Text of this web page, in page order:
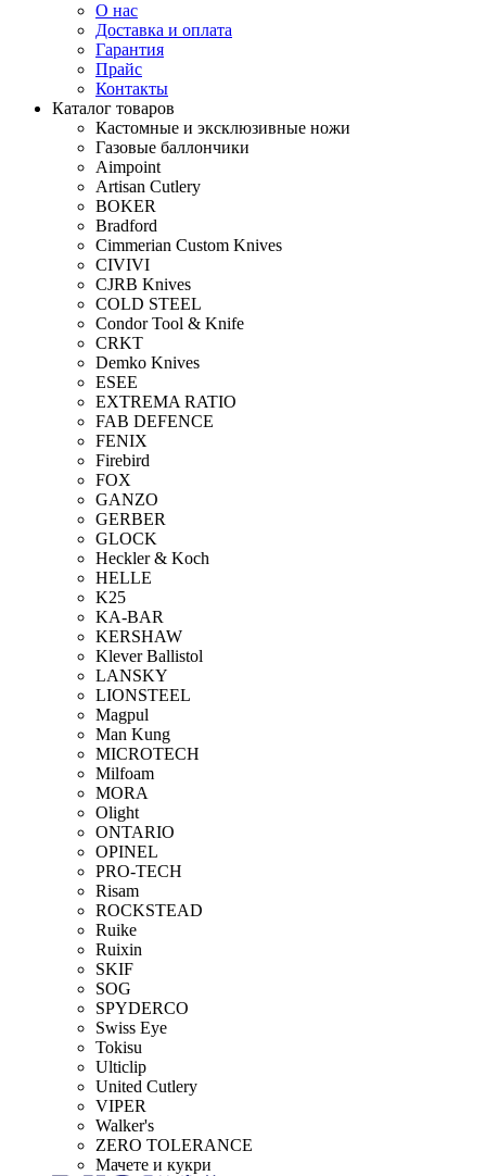
О нас
Доставка и оплата
Гарантия
Прайс
Контакты
Каталог товаров
Кастомные и эксклюзивные ножи
Газовые баллончики
Aimpoint
Artisan Cutlery
BOKER
Bradford
Cimmerian Custom Knives
CIVIVI
CJRB Knives
COLD STEEL
Condor Tool & Knife
CRKT
Demko Knives
ESEE
EXTREMA RATIO
FAB DEFENCE
FENIX
Firebird
FOX
GANZO
GERBER
GLOCK
Heckler & Koch
HELLE
K25
KA-BAR
KERSHAW
Klever Ballistol
LANSKY
LIONSTEEL
Magpul
Man Kung
MICROTECH
Milfoam
MORA
Olight
ONTARIO
OPINEL
PRO-TECH
Risam
ROCKSTEAD
Ruike
Ruixin
SKIF
SOG
SPYDERCO
Swiss Eye
Tokisu
Ulticlip
United Cutlery
VIPER
Walker's
ZERO TOLERANCE
Мачете и кукри